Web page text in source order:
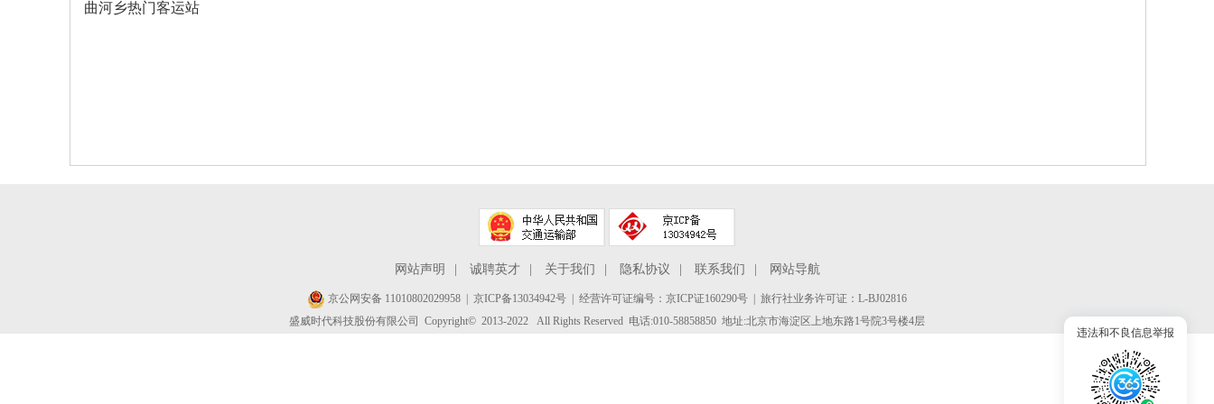
曲河乡热门客运站
网站声明 诚聘英才 关于我们 隐私协议 联系我们 网站导航
京公网安备 11010802029958 京ICP备13034942号 | 经营许可证编号：京ICP证160290号 | 旅行社业务许可证：L-BJ02816
盛威时代科技股份有限公司 Copyright© 2013-2022 All Rights Reserved 电话:010-58858850 地址:北京市海淀区上地东路1号院3号楼4层
违法和不良信息举报